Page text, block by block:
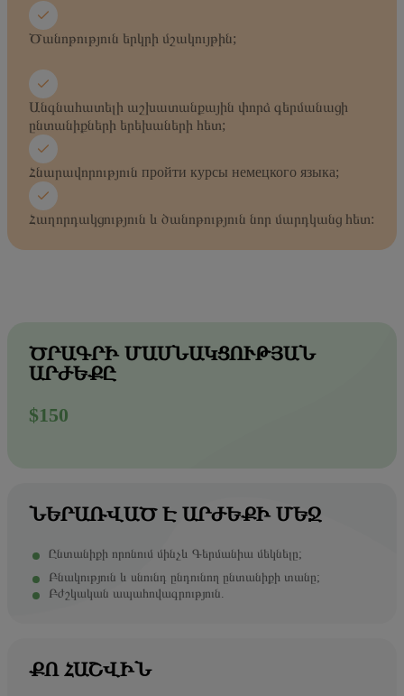
Ծանոթություն երկրի մշակույթին;
Անգնահատելի աշխատանքային փորձ գերմանացի
ընտանիքների երեխաների հետ;
Հնարավորություն пройти курсы немецкого языка;
Հաղորդակցություն և ծանոթություն նոր մարդկանց հետ:
ԾՐԱԳՐԻ ՄԱՍՆԱԿՑՈՒԹՅԱՆ
ԱՐԺԵՔԸ
$150
ՆԵՐԱՌՎԱԾ Է ԱՐԺԵՔԻ ՄԵՋ
Ընտանիքի որոնում մինչև Գերմանիա մեկնելը;
Բնակություն և սնունդ ընդունող ընտանիքի տանը;
Բժշկական ապահովագրություն.
ՔՈ ՀԱՇՎԻՆ